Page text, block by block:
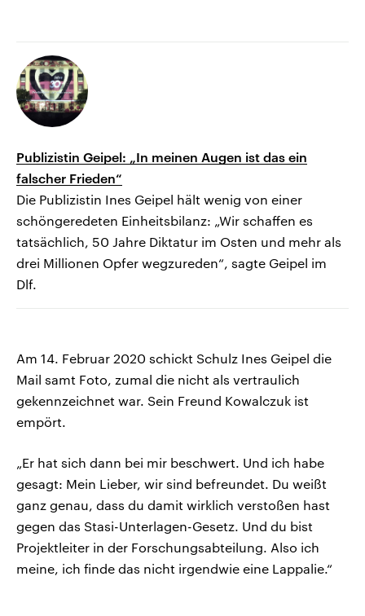
Publizistin Geipel: „In meinen Augen ist das ein
falscher Frieden“
Die Publizistin Ines Geipel hält wenig von einer
schöngeredeten Einheitsbilanz: „Wir schaffen es
tatsächlich, 50 Jahre Diktatur im Osten und mehr als
drei Millionen Opfer wegzureden“, sagte Geipel im
Dlf.
Am 14. Februar 2020 schickt Schulz Ines Geipel die
Mail samt Foto, zumal die nicht als vertraulich
gekennzeichnet war. Sein Freund Kowalczuk ist
empört.
„Er hat sich dann bei mir beschwert. Und ich habe
gesagt: Mein Lieber, wir sind befreundet. Du weißt
ganz genau, dass du damit wirklich verstoßen hast
gegen das Stasi-Unterlagen-Gesetz. Und du bist
Projektleiter in der Forschungsabteilung. Also ich
meine, ich finde das nicht irgendwie eine Lappalie.“